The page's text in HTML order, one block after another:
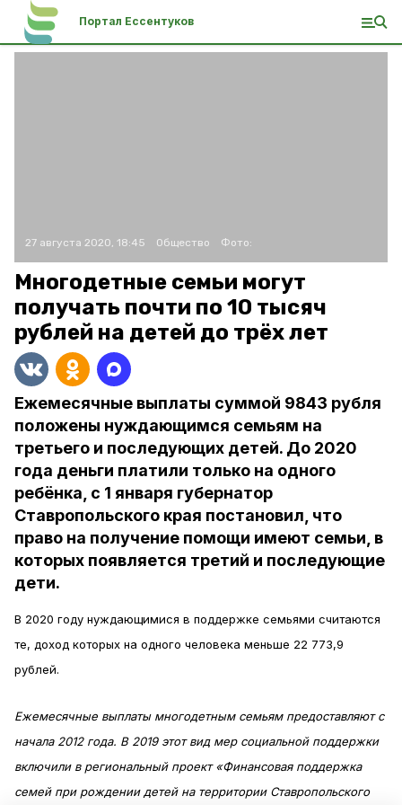
Портал Ессентуков
27 августа 2020, 18:45 Общество Фото:
Многодетные семьи могут
получать почти по 10 тысяч
рублей на детей до трёх лет
Ежемесячные выплаты суммой 9843 рубля
положены нуждающимся семьям на
третьего и последующих детей. До 2020
года деньги платили только на одного
ребёнка, с 1 января губернатор
Ставропольского края постановил, что
право на получение помощи имеют семьи, в
которых появляется третий и последующие
дети.
В 2020 году нуждающимися в поддержке семьями считаются
те, доход которых на одного человека меньше 22 773,9
рублей.
Ежемесячные выплаты многодетным семьям предоставляют с
начала 2012 года. В 2019 этот вид мер социальной поддержки
включили в региональный проект «Финансовая поддержка
семей при рождении детей на территории Ставропольского